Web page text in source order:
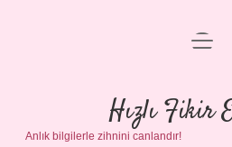
Anasayfa
Gizlilik
Yasal Uyarı
Hızlı Fikir
Anlık bilgilerle zihnini canlandır!